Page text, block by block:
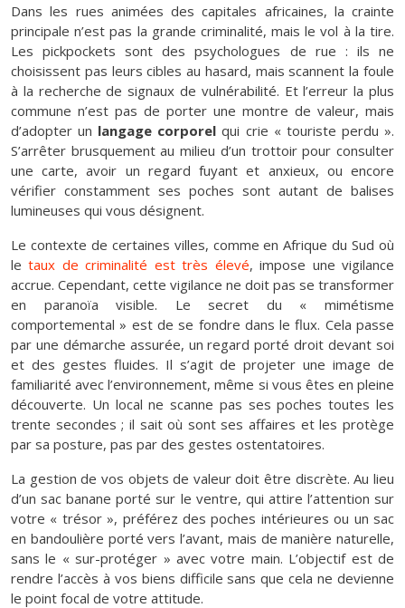
Dans les rues animées des capitales africaines, la crainte
principale n’est pas la grande criminalité, mais le vol à la tire.
Les pickpockets sont des psychologues de rue : ils ne
choisissent pas leurs cibles au hasard, mais scannent la foule
à la recherche de signaux de vulnérabilité. Et l’erreur la plus
commune n’est pas de porter une montre de valeur, mais
d’adopter un langage corporel qui crie « touriste perdu ».
S’arrêter brusquement au milieu d’un trottoir pour consulter
une carte, avoir un regard fuyant et anxieux, ou encore
vérifier constamment ses poches sont autant de balises
lumineuses qui vous désignent.
Le contexte de certaines villes, comme en Afrique du Sud où
letaux de criminalité est très élevé, impose une vigilance
accrue. Cependant, cette vigilance ne doit pas se transformer
en paranoïa visible. Le secret du « mimétisme
comportemental » est de se fondre dans le flux. Cela passe
par une démarche assurée, un regard porté droit devant soi
et des gestes fluides. Il s’agit de projeter une image de
familiarité avec l’environnement, même si vous êtes en pleine
découverte. Un local ne scanne pas ses poches toutes les
trente secondes ; il sait où sont ses affaires et les protège
par sa posture, pas par des gestes ostentatoires.
La gestion de vos objets de valeur doit être discrète. Au lieu
d’un sac banane porté sur le ventre, qui attire l’attention sur
votre « trésor », préférez des poches intérieures ou un sac
en bandoulière porté vers l’avant, mais de manière naturelle,
sans le « sur-protéger » avec votre main. L’objectif est de
rendre l’accès à vos biens difficile sans que cela ne devienne
le point focal de votre attitude.